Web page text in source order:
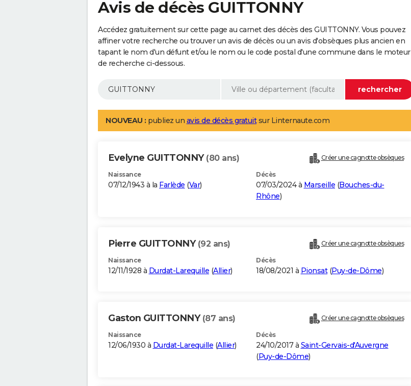
Avis de décès GUITTONNY
Accédez gratuitement sur cette page au carnet des décès des GUITTONNY. Vous pouvez
affiner votre recherche ou trouver un avis de décès ou un avis d'obsèques plus ancien en
tapant le nom d'un défunt et/ou le nom ou le code postal d'une commune dans le moteur
de recherche ci-dessous.
NOUVEAU : publiez un avis de décès gratuitsur Linternaute.com
Evelyne GUITTONNY (80 ans) Créer une cagnotte obsèques
Naissance
07/12/1943 à la Farlède (Var)
Décès
07/03/2024 à Marseille (Bouches-du-
Rhône)
Pierre GUITTONNY (92 ans) Créer une cagnotte obsèques
Naissance
12/11/1928 à Durdat-Larequille (Allier)
Décès
18/08/2021 à Pionsat(Puy-de-Dôme)
Gaston GUITTONNY (87 ans) Créer une cagnotte obsèques
Naissance
12/06/1930 à Durdat-Larequille (Allier)
Décès
24/10/2017 à Saint-Gervais-d'Auvergne
(Puy-de-Dôme)